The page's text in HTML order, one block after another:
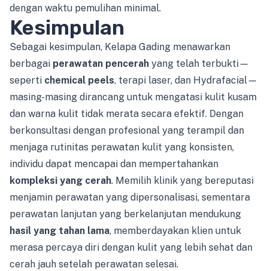
dengan waktu pemulihan minimal.
Kesimpulan
Sebagai kesimpulan, Kelapa Gading menawarkan
berbagai perawatan pencerah yang telah terbukti—
seperti chemical peels, terapi laser, dan Hydrafacial—
masing-masing dirancang untuk mengatasi kulit kusam
dan warna kulit tidak merata secara efektif. Dengan
berkonsultasi dengan profesional yang terampil dan
menjaga rutinitas perawatan kulit yang konsisten,
individu dapat mencapai dan mempertahankan
kompleksi yang cerah. Memilih klinik yang bereputasi
menjamin perawatan yang dipersonalisasi, sementara
perawatan lanjutan yang berkelanjutan mendukung
hasil yang tahan lama, memberdayakan klien untuk
merasa percaya diri dengan kulit yang lebih sehat dan
cerah jauh setelah perawatan selesai.